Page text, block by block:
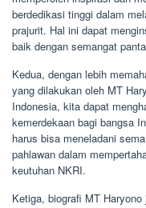
berdedikasi tinggi dalam
prajurit. Hal ini dapat
baik dengan semangat
Kedua, dengan lebih
yang dilakukan oleh MT
Indonesia, kita dapat
kemerdekaan bagi bangsa
harus bisa meneladani
pahlawan dalam
keutuhan NKRI.
Ketiga, biografi MT